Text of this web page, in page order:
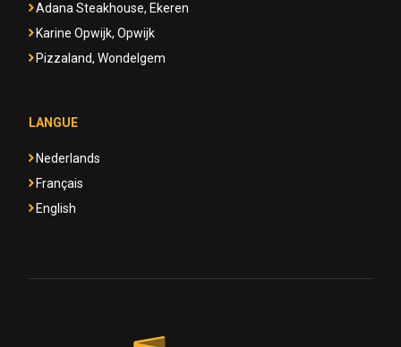
Adana Steakhouse, Ekeren
Karine Opwijk, Opwijk
Pizzaland, Wondelgem
LANGUE
Nederlands
Français
English